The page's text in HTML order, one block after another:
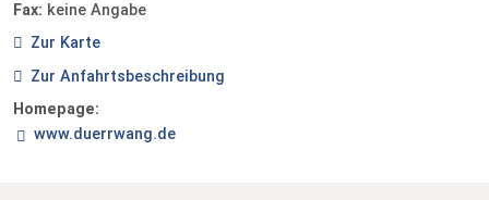
Fax: keine Angabe
Zur Karte
Zur Anfahrtsbeschreibung
Homepage:
www.duerrwang.de